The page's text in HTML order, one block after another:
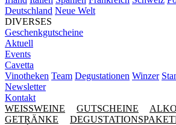
Deutschland Neue Welt
DIVERSES
Geschenkgutscheine
Aktuell
Events
Cavetta
Vinotheken Team Degustationen Winzer
Newsletter
Kontakt
WEISSWEINE
GUTSCHEINE
GETRÄNKE